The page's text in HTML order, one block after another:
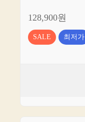
128,900원
SALE 최저가